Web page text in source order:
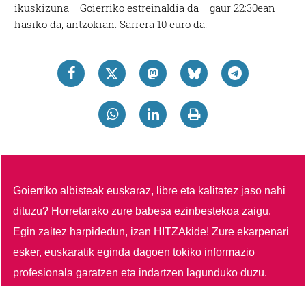
ikuskizuna —Goierriko estreinaldia da— gaur 22:30ean
hasiko da, antzokian. Sarrera 10 euro da.
Goierriko albisteak euskaraz, libre eta kalitatez jaso nahi
dituzu? Horretarako zure babesa ezinbestekoa zaigu.
Egin zaitez harpidedun, izan HITZAkide!Zure ekarpenari
esker, euskaratik eginda dagoen tokiko informazio
profesionala garatzen eta indartzen lagunduko duzu.